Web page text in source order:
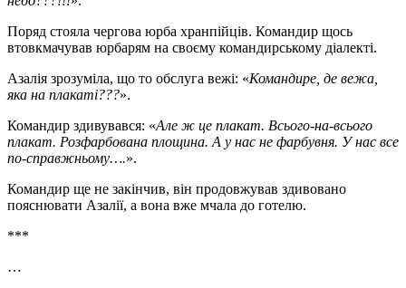
Поряд стояла чергова юрба хранпійців. Командир щось
втовкмачував юрбарям на своєму командирському діалекті.
Азалія зрозуміла, що то обслуга вежі: «Командире, де вежа,
яка на плакаті???».
Командир здивувався: «Але ж це плакат. Всього-на-всього
плакат. Розфарбована площина. А у нас не фарбувня. У нас все
по-справжньому….».
Командир ще не закінчив, він продовжував здивовано
пояснювати Азалії, а вона вже мчала до готелю.
***
…